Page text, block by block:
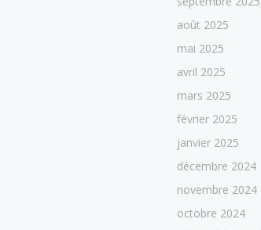
août 2025
mai 2025
avril 2025
mars 2025
février 2025
janvier 2025
décembre 2024
novembre 2024
octobre 2024